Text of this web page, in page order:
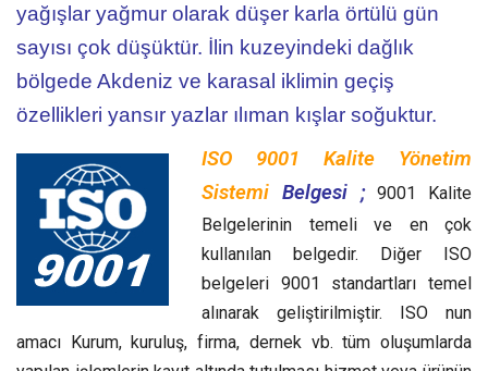
yağışlar yağmur olarak düşer karla örtülü gün
sayısı çok düşüktür. İlin kuzeyindeki dağlık
bölgede Akdeniz ve karasal iklimin geçiş
özellikleri yansır yazlar ılıman kışlar soğuktur.
ISO 9001 Kalite Yönetim
Sistemi Belgesi ;9001 Kalite
Belgelerinin temeli ve en çok
kullanılan belgedir. Diğer ISO
belgeleri 9001 standartları temel
alınarak geliştirilmiştir. ISO nun
amacı Kurum, kuruluş, firma, dernek vb. tüm oluşumlarda